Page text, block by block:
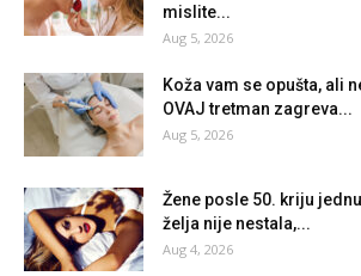
mislite...
Aug 5, 2026
Koža vam se opušta, ali
OVAJ tretman zagreva...
Aug 5, 2026
Žene posle 50. kriju
želja nije nestala,...
Aug 4, 2026